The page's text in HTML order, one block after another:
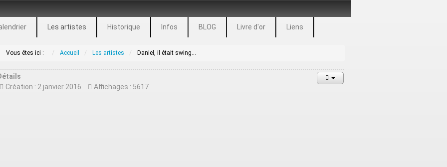
Les artistes Historique Infos BLOG Livre d'or Liens
Vous êtes ici : Accueil Les artistes Daniel, il était swing...
Création : 2 janvier 2016
Affichages : 5617